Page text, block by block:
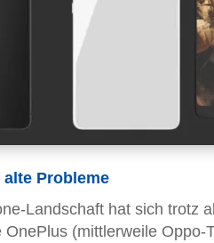
alte Probleme
Landschaft hat sich trotz
OnePlus (mittlerweile